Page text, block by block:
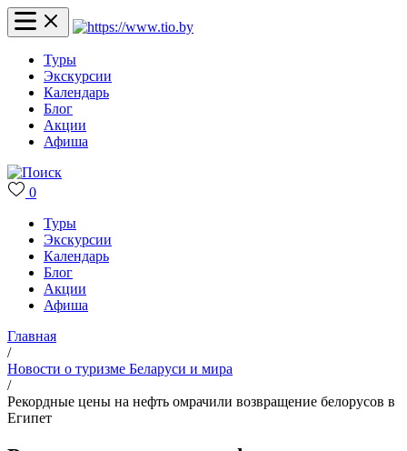
Туры
Экскурсии
Календарь
Блог
Акции
Афиша
0
Туры
Экскурсии
Календарь
Блог
Акции
Афиша
Главная
/
Новости о туризме Беларуси и мира
/
Рекордные цены на нефть омрачили возвращение белорусов в
Египет